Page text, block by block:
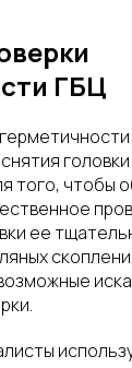
ГБЦ
того, чтобы
ее